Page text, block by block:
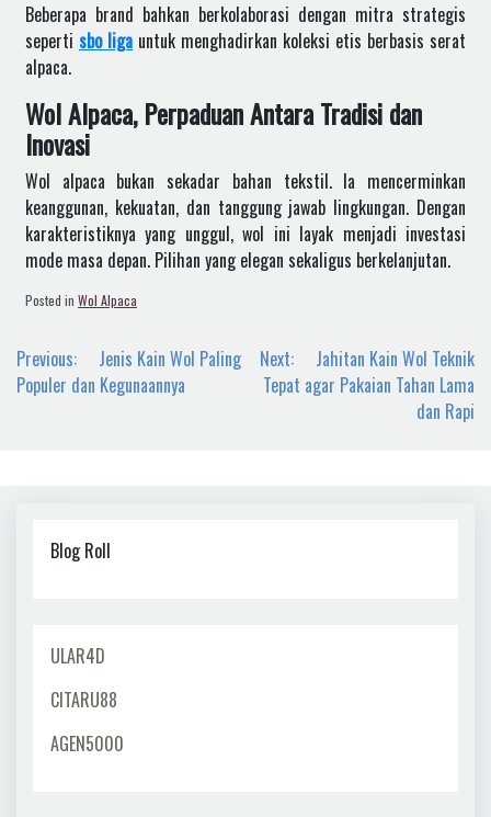
Beberapa brand bahkan berkolaborasi dengan mitra strategis
seperti sbo liga untuk menghadirkan koleksi etis berbasis serat
alpaca.
Wol Alpaca, Perpaduan Antara Tradisi dan
Inovasi
Wol alpaca bukan sekadar bahan tekstil. Ia mencerminkan
keanggunan, kekuatan, dan tanggung jawab lingkungan. Dengan
karakteristiknya yang unggul, wol ini layak menjadi investasi
mode masa depan. Pilihan yang elegan sekaligus berkelanjutan.
Posted in Wol Alpaca
Navigasi
pos
Previous:
Jenis Kain Wol Paling
Populer dan Kegunaannya
Next:
Jahitan Kain Wol Teknik
Tepat agar Pakaian Tahan Lama
dan Rapi
Blog Roll
ULAR4D
CITARU88
AGEN5000